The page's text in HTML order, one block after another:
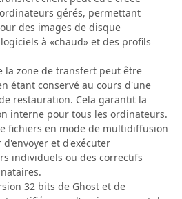
gérés, permettant
des images de disque
à «chaud» et des profils
la zone de transfert peut être
étant conservé au cours d'une
restauration. Cela garantit la
interne pour tous les ordinateurs.
fichiers en mode de multidiffusion
et d'exécuter
individuels ou des correctifs
32 bits de Ghost et de